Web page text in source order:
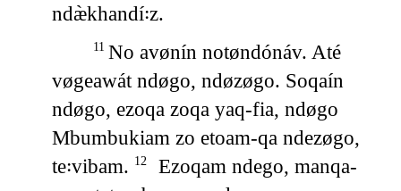
ndæ̀khandí꞉z.
11 No avønín notøndónáv. Até
vøgeawát ndøgo, ndøzøgo. Soqaín
ndøgo, ezoqa zoqa yaq-fia, ndøgo
Mbumbukiam zo etoam-qa ndezøgo,
te꞉vibam. 12
Ezoqam ndego, manqa-